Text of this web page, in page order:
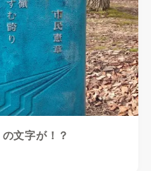
文字が！？